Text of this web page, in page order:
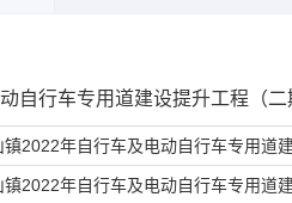
自行车专用道建设提升工程（
镇2022年自行车及电动自行车专用道
镇2022年自行车及电动自行车专用道